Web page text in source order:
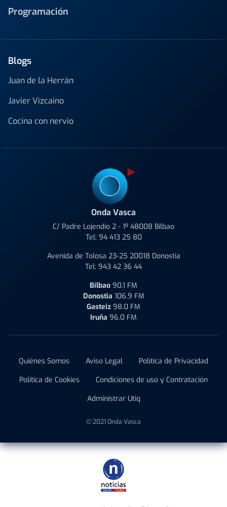
Programación
Blogs
Juan de la Herrán
Javier Vizcaino
Cocina con nervio
Onda Vasca
C/ Padre Lojendio 2 - 1º 48008 Bilbao
Tel: 94 413 25 80
Avenida de Tolosa 23-25 20018 Donostia
Tel: 943 42 36 44
Bilbao 90.1 FM
Donostia 106.9 FM
Gasteiz 98.0 FM
Iruña 96.0 FM
Quiénes Somos Aviso Legal
Política de Privacidad
Política de Cookies
Condiciones de uso y Contratación
Administrar Utiq
© 2021 Onda Vasca